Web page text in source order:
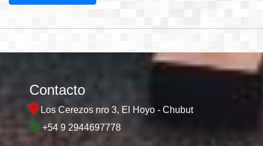
Contacto
Los Cerezos nro 3, El Hoyo - Chubut
+54 9 2944697778